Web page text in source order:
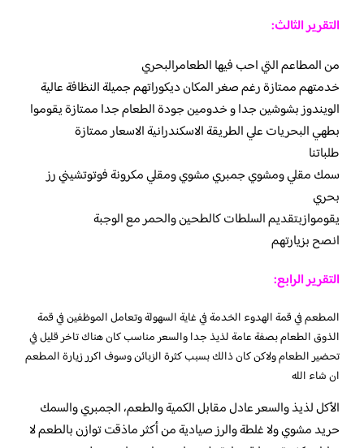
التقرير الثالث:
من المطاعم التي احب فيها الطعامرالبحري
خدمتهم ممتازة رغم صغر المكان ديكوراتهم جميلة النظافة عالية
الويندوز بشوشين جدا و خدومين جودة الطعام جدا ممتازة يقوموا
بطهي البحريات علي الطريقة الاسكندرانية الاسعار ممتازة
طلباتنا
سمك مقلي ومشوي جمبري مشوي ومقلي مكرونة فوتوتشيني رز
بحري
يقوموازبتقديم السلطات كالطحين والحمر مع الوجبة
انصح بزيارتهم
التقرير الرابع:
المطعم في قمة الهدوء الخدمة في غاية السهولة وتعامل الموظفين في قمة
الذوق الطعام بصفة عامة لذيذ جدا والسعر مناسب كان هناك تاخر قليل في
تحضير الطعام ولاكن كان ذالك بسبب كثرة الزبائن وسوف اكرر زيارة المطعم
ان شاء الله
الأكل لذيذ والسعر عادل مقابل الكمية والطعم، الجمبري والسمك
حريد مشوي ولا غلطة والرز صيادية من أكثر ماذقت توازن بالطعم لا